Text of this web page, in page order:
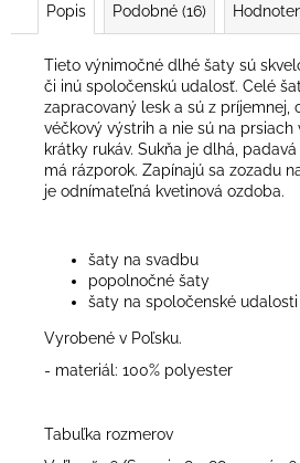
Popis Podobné (16)
Tieto výnimočné dlhé šaty sú
či inú spoločenskú udalosť. Celé
zapracovaný lesk a sú z príjemnej,
véčkový výstrih a nie sú na prsiach
krátky rukáv. Sukňa je dlhá,
má rázporok. Zapínajú sa zozadu
je odnímateľná kvetinová ozdoba.
šaty na svadbu
popolnočné šaty
šaty na spoločenské udalosti
Vyrobené v Poľsku.
- materiál: 100% polyester
Tabuľka rozmerov